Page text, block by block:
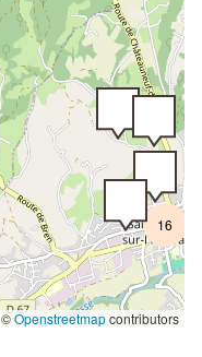
16
©Openstreetmapcontributors